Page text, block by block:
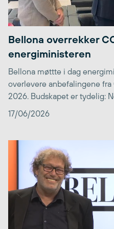
Bellona overrekker
energiministeren
Bellona møttte i dag
overlevere anbefalingene
2026. Budskapet er tydelig:
17/06/2026